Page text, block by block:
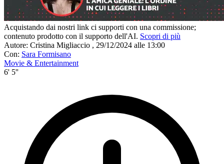
Acquistando dai nostri link ci supporti con una commissione;
contenuto prodotto con il supporto dell'AI. Scopri di più
Autore: Cristina Migliaccio , 29/12/2024 alle 13:00
Con: Sara Formisano
Movie & Entertainment
6' 5''